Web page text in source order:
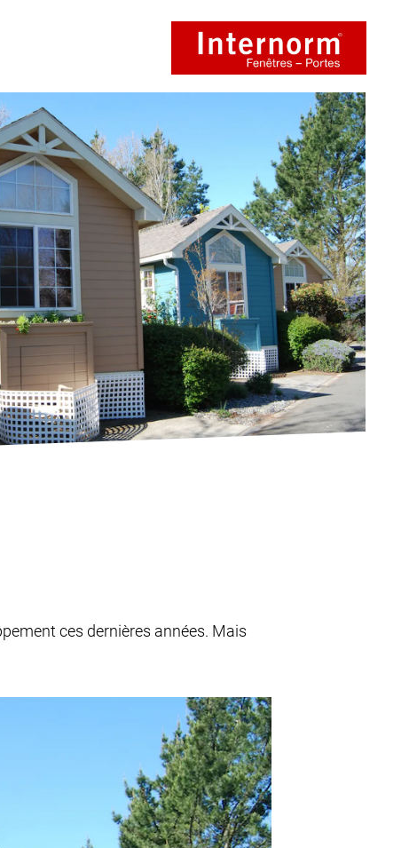
ces dernières années. Mais